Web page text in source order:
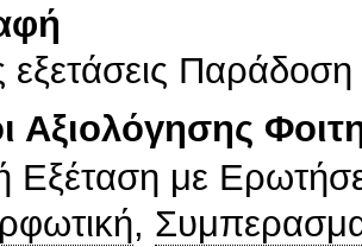
εξετάσεις
Αξιολόγησης
Εξέταση με
,